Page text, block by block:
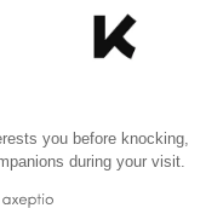
you before knocking,
during your visit.